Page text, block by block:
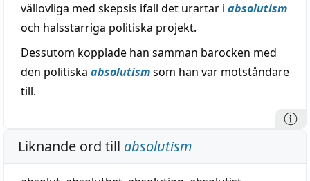
vällovliga med skepsis ifall det urartar i absolutism
och halsstarriga politiska projekt.
Dessutom kopplade han samman barocken med
den politiska absolutismsom han var motståndare
till.
Liknande ord till absolutism